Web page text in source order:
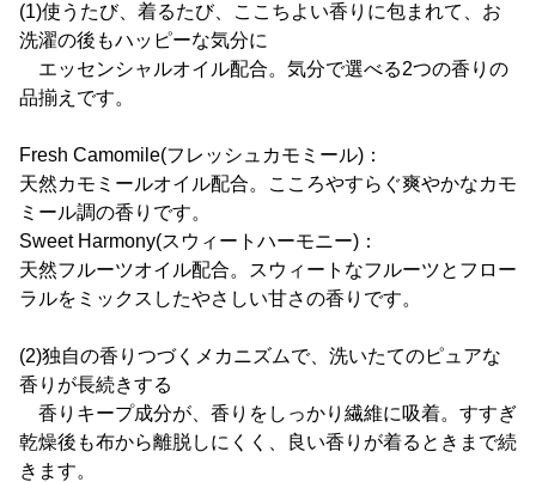
(1)使うたび、着るたび、ここちよい香りに包まれて、お
洗濯の後もハッピーな気分に
エッセンシャルオイル配合。気分で選べる2つの香りの
品揃えです。
Fresh Camomile(フレッシュカモミール)：
天然カモミールオイル配合。こころやすらぐ爽やかなカモ
ミール調の香りです。
Sweet Harmony(スウィートハーモニー)：
天然フルーツオイル配合。スウィートなフルーツとフロー
ラルをミックスしたやさしい甘さの香りです。
(2)独自の香りつづくメカニズムで、洗いたてのピュアな
香りが長続きする
香りキープ成分が、香りをしっかり繊維に吸着。すすぎ
乾燥後も布から離脱しにくく、良い香りが着るときまで続
きます。